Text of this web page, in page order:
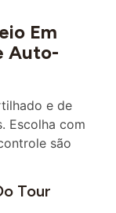
Em
Auto-
com
são
Tour